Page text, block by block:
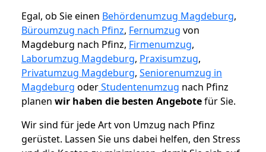
Egal, ob Sie einen Behördenumzug Magdeburg,
Büroumzug nach Pfinz, Fernumzug von
Magdeburg nach Pfinz, Firmenumzug,
Laborumzug Magdeburg, Praxisumzug,
Privatumzug Magdeburg, Seniorenumzug in
Magdeburg oderStudentenumzug nach Pfinz
planen wir haben die besten Angebotefür Sie.
Wir sind für jede Art von Umzug nach Pfinz
gerüstet. Lassen Sie uns dabei helfen, den Stress